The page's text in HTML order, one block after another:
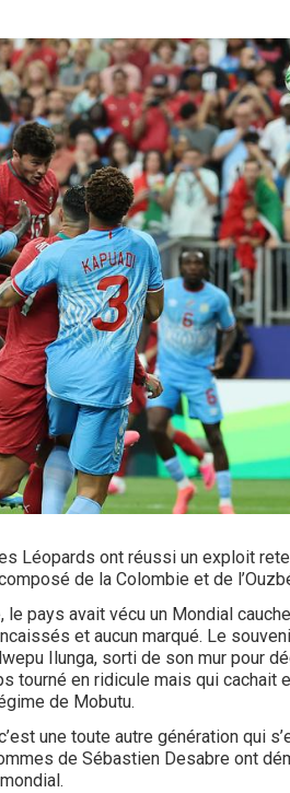
Léopards ont réussi un exploit
de la Colombie et de
pays avait vécu un Mondial
et aucun marqué. Le
Ilunga, sorti de son mur pour
tourné en ridicule mais qui cachait
de Mobutu.
une toute autre génération qui
de Sébastien Desabre ont